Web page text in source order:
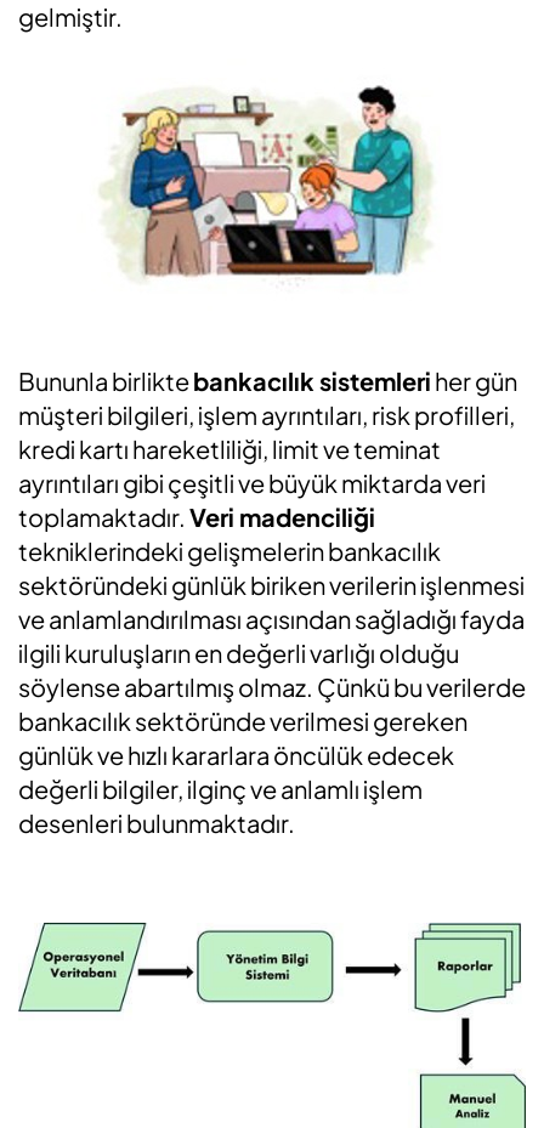
gelmiştir.
Bununla birliktebankacılık sistemleri her gün
müşteri bilgileri, işlem ayrıntıları, risk profilleri,
kredi kartı hareketliliği, limit ve teminat
ayrıntıları gibi çeşitli ve büyük miktarda veri
toplamaktadır. Veri madenciliği
tekniklerindeki gelişmelerin bankacılık
sektöründeki günlük biriken verilerin işlenmesi
ve anlamlandırılması açısından sağladığı fayda
ilgili kuruluşların en değerli varlığı olduğu
söylense abartılmış olmaz. Çünkü bu verilerde
bankacılık sektöründe verilmesi gereken
günlük ve hızlı kararlara öncülük edecek
değerli bilgiler, ilginç ve anlamlı işlem
desenleri bulunmaktadır.